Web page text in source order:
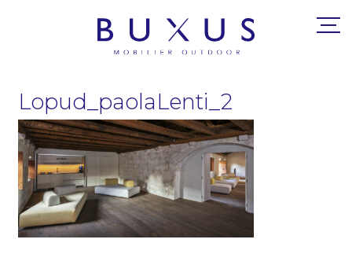
Lopud_paolaLenti_2